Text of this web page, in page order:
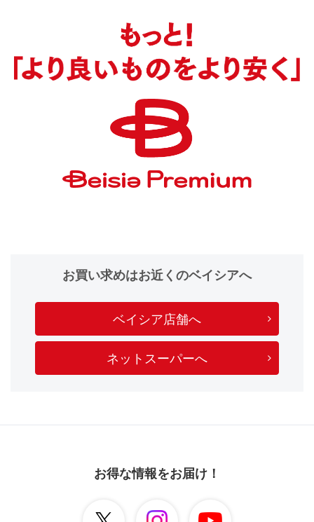
お買い求めはお近くのベイシアへ
ベイシア店舗へ
ネットスーパーへ
お得な情報をお届け！